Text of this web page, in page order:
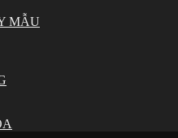
MẪU